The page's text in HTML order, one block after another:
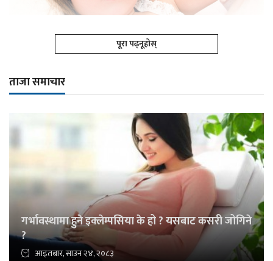
पूरा पढ्नूहोस्
ताजा समाचार
गर्भावस्थामा हुने इक्लेम्पसिया के हो ? यसबाट कसरी जोगिने
?
आइतबार, साउन २४, २०८३